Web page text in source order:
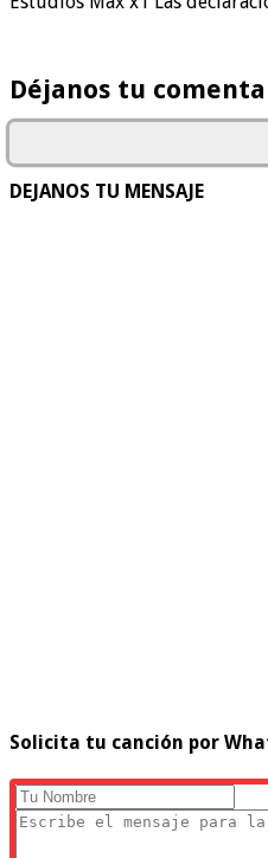
Déjanos tu
DEJANOS TU MENSAJE
Solicita tu canción por